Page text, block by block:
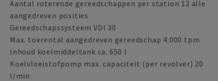
Aantal roterende gereedschappen per station 12 alle
aangedreven posities
Gereedschapssysteem VDI 30
Max. toerental aangedreven gereedschap 4.000 tpm
Inhoud koelmiddeltank ca. 650 l
Koelvloeistofpomp max. capaciteit (per revolver) 20
l/min